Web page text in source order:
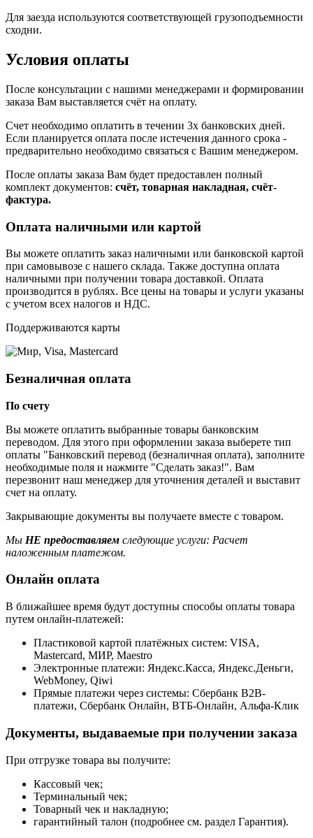
Для заезда используются соответствующей грузоподъемности
сходни.
Условия оплаты
После консультации с нашими менеджерами и формировании
заказа Вам выставляется счёт на оплату.
Счет необходимо оплатить в течении 3х банковских дней.
Если планируется оплата после истечения данного срока -
предварительно необходимо связаться с Вашим менеджером.
После оплаты заказа Вам будет предоставлен полный
комплект документов: счёт, товарная накладная, счёт-
фактура.
Оплата наличными или картой
Вы можете оплатить заказ наличными или банковской картой
при самовывозе с нашего склада. Также доступна оплата
наличными при получении товара доставкой. Оплата
производится в рублях. Все цены на товары и услуги указаны
с учетом всех налогов и НДС.
Поддерживаются карты
Безналичная оплата
По счету
Вы можете оплатить выбранные товары банковским
переводом. Для этого при оформлении заказа выберете тип
оплаты "Банковский перевод (безналичная оплата), заполните
необходимые поля и нажмите "Сделать заказ!". Вам
перезвонит наш менеджер для уточнения деталей и выставит
счет на оплату.
Закрывающие документы вы получаете вместе с товаром.
Мы НЕ предоставляем следующие услуги: Расчет
наложенным платежом.
Онлайн оплата
В ближайшее время будут доступны способы оплаты товара
путем онлайн-платежей:
Пластиковой картой платёжных систем: VISA,
Mastercard, МИР, Maestrо
Электронные платежи: Яндекс.Касса, Яндекс.Деньги,
WebMoney, Qiwi
Прямые платежи через системы: Сбербанк B2B-
платежи, Сбербанк Онлайн, ВТБ-Онлайн, Альфа-Клик
Документы, выдаваемые при получении заказа
При отгрузке товара вы получите:
Кассовый чек;
Терминальный чек;
Товарный чек и накладную;
гарантийный талон (подробнее см. раздел Гарантия).